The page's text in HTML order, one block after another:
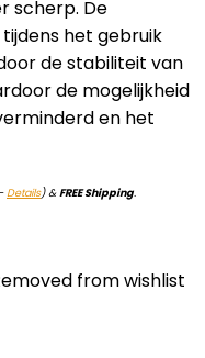
scherp. De
het gebruik
de stabiliteit van
de mogelijkheid
en het
Details)&FREE Shipping.
from wishlist